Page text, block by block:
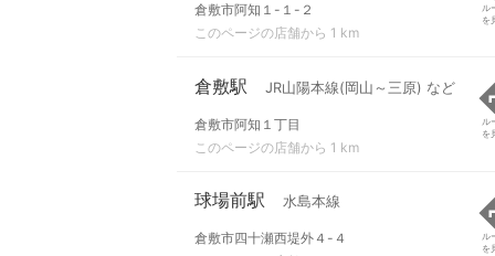
倉敷市阿知１-１-２
このページの店舗から 1 km
ル
を
倉敷駅 JR山陽本線(岡山～三原) など
倉敷市阿知１丁目
このページの店舗から 1 km
ル
を
球場前駅 水島本線
倉敷市四十瀬西堤外４-４
ル
を